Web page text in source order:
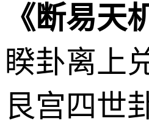
《断易天
睽卦离上
艮宫四世